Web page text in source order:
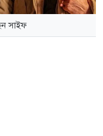
সাইফ